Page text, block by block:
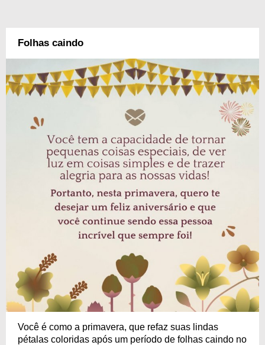
Folhas caindo
Você é como a primavera, que refaz suas lindas
pétalas coloridas após um período de folhas caindo no